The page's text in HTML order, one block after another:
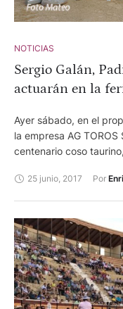
NOTICIAS
Sergio Galán,
actuarán en la
Ayer sábado, en el
la empresa AG
centenario coso
del Remedio de la
frente de dicha
Isidro y muy querido
Bohorquez. Y a pie
Padilla y Alberto
ganadería segoviana
Padilla hará de esta
después de más de
25 junio, 2017 Por